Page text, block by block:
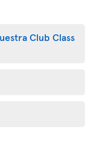
Club Class